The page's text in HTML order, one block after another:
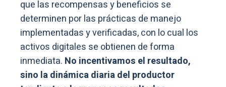
que las recompensas y beneficios se
determinen por las prácticas de manejo
implementadas y verificadas, con lo cual los
activos digitales se obtienen de forma
inmediata. No incentivamos el resultado,
sino la dinámica diaria del productor